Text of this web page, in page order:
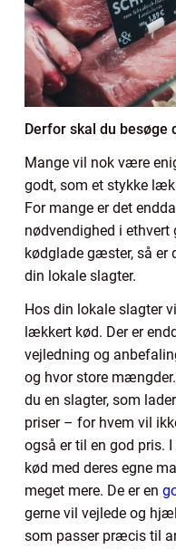
Derfor skal du besøge
Mange vil nok være
godt, som et stykke
For mange er det
nødvendighed i
kødglade gæster, så er
din lokale slagter.
Hos din lokale slagter
lækkert kød. Der er
vejledning og
og hvor store
du en slagter, som
priser – for hvem vil
også er til en god pris.
kød med deres egne
meget mere. De er en
gerne vil vejlede og
som passer præcis til